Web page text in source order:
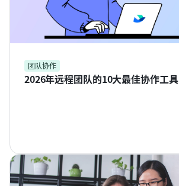
团队协作
2026年远程团队的10大最佳协作工具